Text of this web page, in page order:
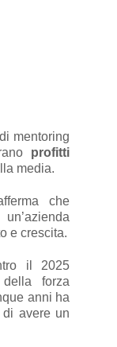
mentoring
profitti
media.
che
e crescita.
il 2025
forza
anni ha
di avere un